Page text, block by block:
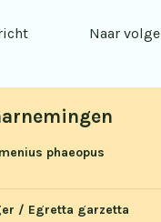
phaeopus
/ Egretta garzetta
Naar